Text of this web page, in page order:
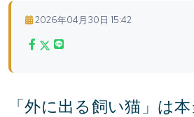
2026年04月30日 15:42
「外に出る飼い猫」は